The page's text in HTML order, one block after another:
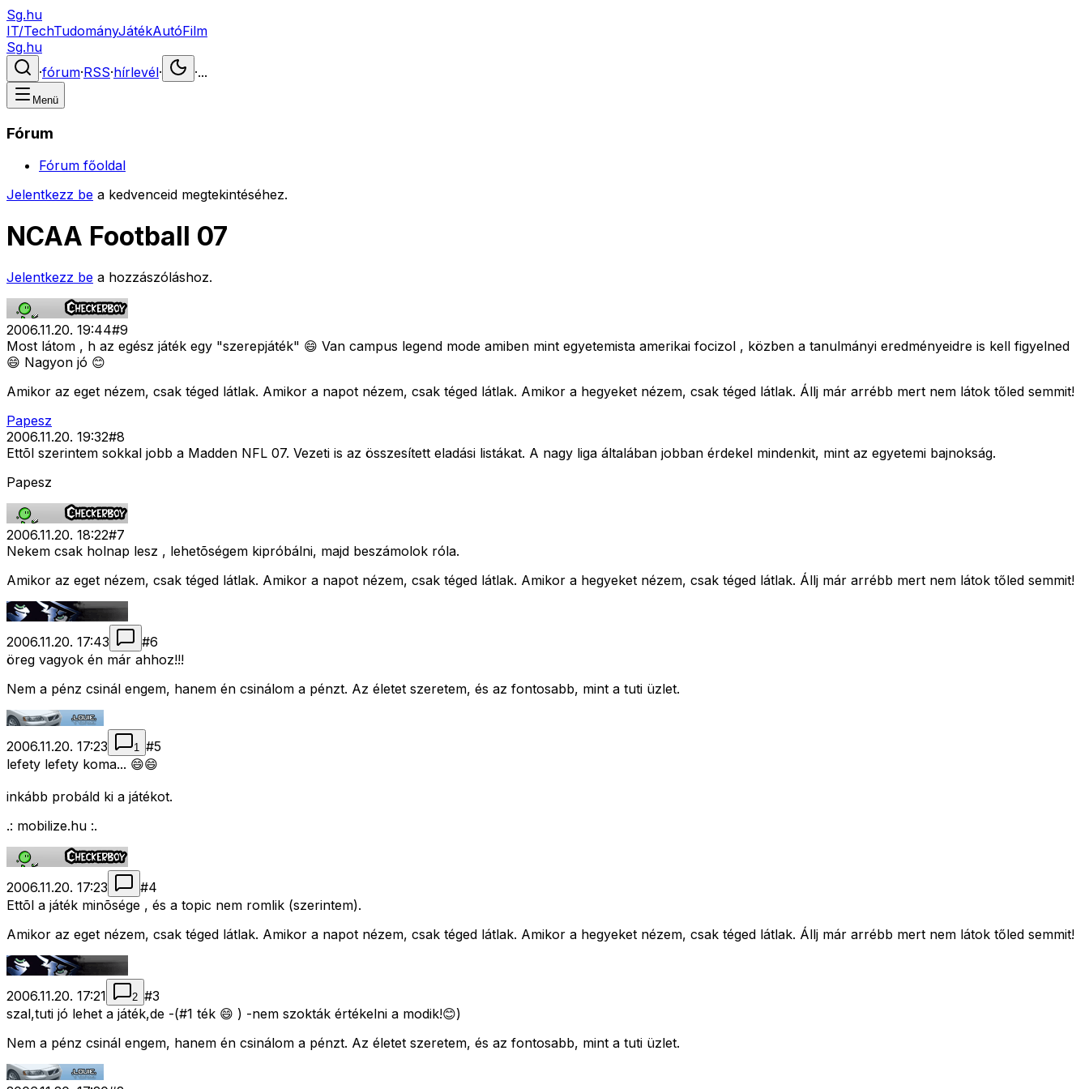
Sg.hu
IT/TechTudományJátékAutóFilm
Sg.hu
·fórum·RSS·hírlevél· ·...
Menü
Fórum
Fórum főoldal
Jelentkezz be a kedvenceid megtekintéséhez.
NCAA Football 07
Jelentkezz be a hozzászóláshoz.
2006.11.20. 19:44#9
Most látom , h az egész játék egy "szerepjáték" 😄 Van campus legend mode amiben mint egyetemista amerikai focizol , közben a tanulmányi eredményeidre is kell figyelned
😄 Nagyon jó 😊
Amikor az eget nézem, csak téged látlak. Amikor a napot nézem, csak téged látlak. Amikor a hegyeket nézem, csak téged látlak. Állj már arrébb mert nem látok tőled semmit!
Papesz
2006.11.20. 19:32#8
Ettõl szerintem sokkal jobb a Madden NFL 07. Vezeti is az összesített eladási listákat. A nagy liga általában jobban érdekel mindenkit, mint az egyetemi bajnokság.
Papesz
2006.11.20. 18:22#7
Nekem csak holnap lesz , lehetõségem kipróbálni, majd beszámolok róla.
Amikor az eget nézem, csak téged látlak. Amikor a napot nézem, csak téged látlak. Amikor a hegyeket nézem, csak téged látlak. Állj már arrébb mert nem látok tőled semmit!
2006.11.20. 17:43 #6
öreg vagyok én már ahhoz!!!
Nem a pénz csinál engem, hanem én csinálom a pénzt. Az életet szeretem, és az fontosabb, mint a tuti üzlet.
2006.11.20. 17:23 1 #5
lefety lefety koma... 😄😄
inkább probáld ki a játékot.
.: mobilize.hu :.
2006.11.20. 17:23 #4
Ettõl a játék minõsége , és a topic nem romlik (szerintem).
Amikor az eget nézem, csak téged látlak. Amikor a napot nézem, csak téged látlak. Amikor a hegyeket nézem, csak téged látlak. Állj már arrébb mert nem látok tőled semmit!
2006.11.20. 17:21 2 #3
szal,tuti jó lehet a játék,de -(#1 ték 😄 ) -nem szokták értékelni a modik!😊)
Nem a pénz csinál engem, hanem én csinálom a pénzt. Az életet szeretem, és az fontosabb, mint a tuti üzlet.